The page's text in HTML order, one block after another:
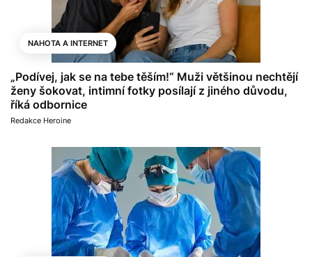
NAHOTA A INTERNET
„Podívej, jak se na tebe těším!“ Muži většinou nechtějí
ženy šokovat, intimní fotky posílají z jiného důvodu,
říká odbornice
Redakce Heroine